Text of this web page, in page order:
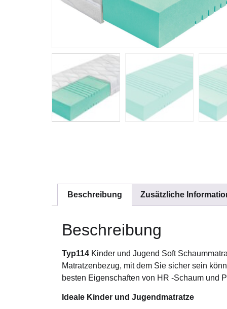
Beschreibung Zusätzliche
Beschreibung
Typ114 Kinder und Jugend Soft
Matratzenbezug, mit dem Sie sicher sein
besten Eigenschaften von HR -Schaum und
Ideale Kinder und Jugendmatratze